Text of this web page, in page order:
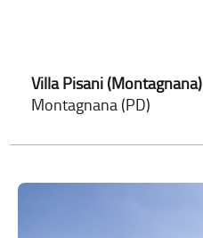
Villa Pisani (Montagnana)
Montagnana (PD)